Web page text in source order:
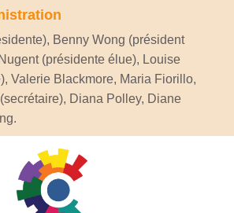
Benny Wong (président
(présidente élue), Louise
Valerie Blackmore, Maria Fiorillo,
Diana Polley, Diane